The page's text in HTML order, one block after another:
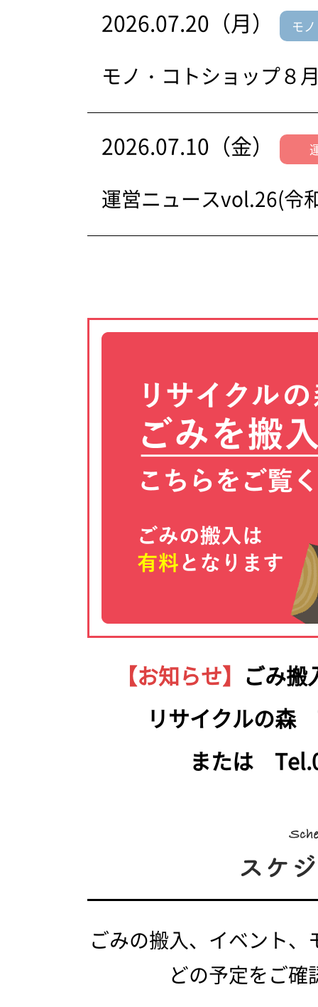
2026.07.20（月） モ
モノ・コトショップ８
2026.07.10（金）
運営ニュースvol.26(令
【お知らせ】 ごみ搬
リサイクルの森
または
ごみの搬入、イベント
どの予定をご